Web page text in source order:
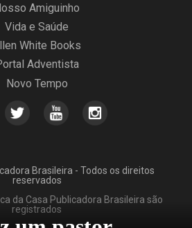
Amiguinho
Vida e Saúde
White Books
Adventista
Novo Tempo
Brasileira - Todos os direitos
reservados
da Casa Publicadora Brasileira são
registrados